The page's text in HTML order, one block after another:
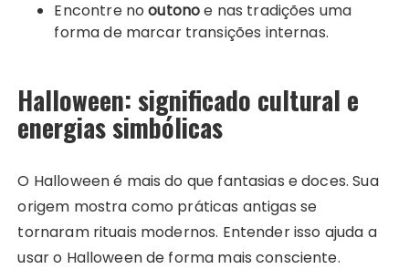
Encontre nooutonoe nas tradições uma
forma de marcar transições internas.
Halloween: significado cultural e
energias simbólicas
O Halloween é mais do que fantasias e doces. Sua
origem mostra como práticas antigas se
tornaram rituais modernos. Entender isso ajuda a
usar o Halloween de forma mais consciente.